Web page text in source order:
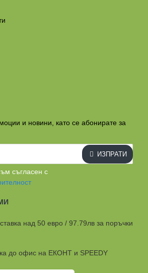
и новини, като се абонирате за
ИЗПРАТИ
съгласен с
над 50 евро / 97.79лв за поръчки
до офис на ЕКОНТ и SPEEDY